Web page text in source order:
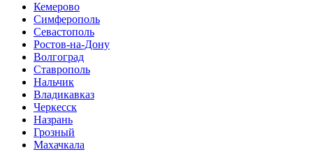
Кемерово
Симферополь
Севастополь
Ростов-на-Дону
Волгоград
Ставрополь
Нальчик
Владикавказ
Черкесск
Назрань
Грозный
Махачкала